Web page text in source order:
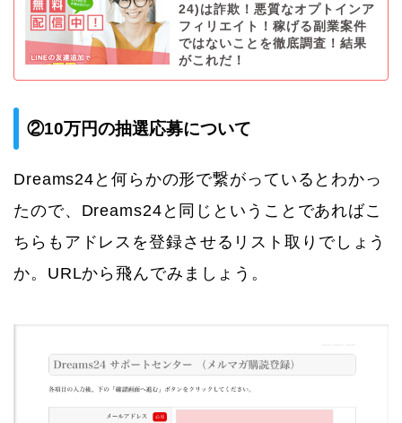
24)は詐欺！悪質なオプトインア
フィリエイト！稼げる副業案件
ではないことを徹底調査！結果
がこれだ！
②10万円の抽選応募について
Dreams24と何らかの形で繋がっているとわかっ
たので、Dreams24と同じということであればこ
ちらもアドレスを登録させるリスト取りでしょう
か。URLから飛んでみましょう。